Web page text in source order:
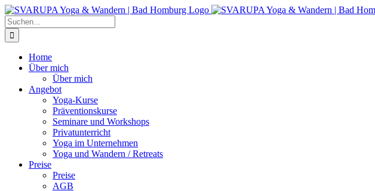
Zum
Inhalt
springen
Suche
nach:
Home
Über mich
Über mich
Angebot
Yoga-Kurse
Präventionskurse
Seminare und Workshops
Privatunterricht
Yoga im Unternehmen
Yoga und Wandern / Retreats
Preise
Preise
AGB